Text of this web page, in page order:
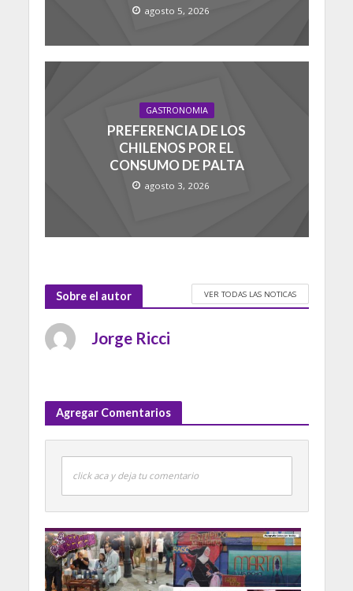
agosto 5, 2026
GASTRONOMIA
PREFERENCIA DE LOS
CHILENOS POR EL
CONSUMO DE PALTA
agosto 3, 2026
Sobre el autor VER TODAS LAS NOTICAS
Jorge Ricci
Agregar Comentarios
click aca y deja tu comentario